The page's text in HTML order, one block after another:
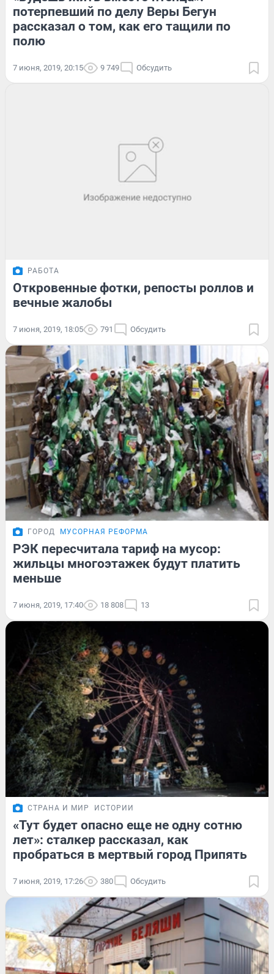
потерпевший по делу Веры Бегун
рассказал о том, как его тащили по
полю
7 июня, 2019, 20:15 9 749 Обсудить
РАБОТА
Откровенные фотки, репосты роллов и
вечные жалобы
7 июня, 2019, 18:05 791 Обсудить
ГОРОД МУСОРНАЯ РЕФОРМА
РЭК пересчитала тариф на мусор:
жильцы многоэтажек будут платить
меньше
7 июня, 2019, 17:40 18 808 13
СТРАНА И МИР ИСТОРИИ
«Тут будет опасно еще не одну сотню
лет»: сталкер рассказал, как
пробраться в мертвый город Припять
7 июня, 2019, 17:26 380 Обсудить